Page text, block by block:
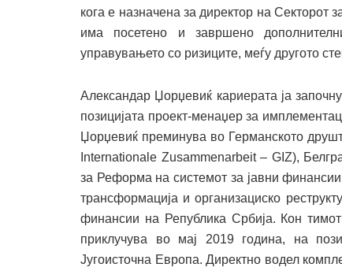
кога е назначена за директор на Секторот
има посетено и завршено
управувањето со ризиците, меѓу другото
Александар Џорџевиќ кариерата ја
позицијата проект-менаџер за
Џорџевиќ преминува во Германското
Internationale Zusammenarbeit – GIZ),
за Реформа на системот за јавни
трансформација и организациско
финансии на Република Србија. Кон
приклучува во мај 2019 година, на
Југоисточна Европа. Директно водел